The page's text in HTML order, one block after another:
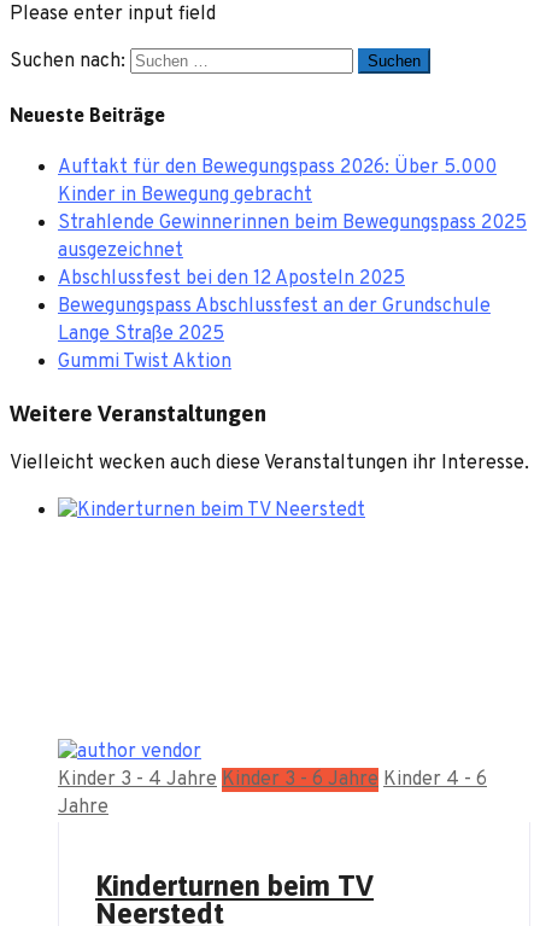
Please enter input field
Suchen nach:
Neueste Beiträge
Auftakt für den Bewegungspass 2026: Über 5.000
Kinder in Bewegung gebracht
Strahlende Gewinnerinnen beim Bewegungspass 2025
ausgezeichnet
Abschlussfest bei den 12 Aposteln 2025
Bewegungspass Abschlussfest an der Grundschule
Lange Straße 2025
Gummi Twist Aktion
Weitere Veranstaltungen
Vielleicht wecken auch diese Veranstaltungen ihr Interesse.
Kinder 3 - 4 Jahre Kinder 3 - 6 Jahre Kinder 4 - 6
Jahre
Kinderturnen beim TV
Neerstedt